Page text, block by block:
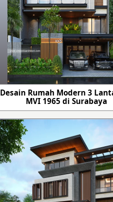
Desain Rumah Modern 3
MVI 1965 di Surabaya